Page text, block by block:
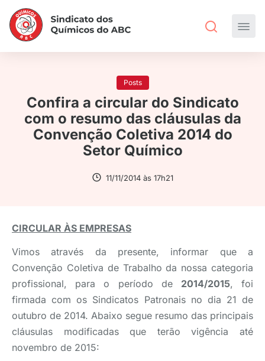
Posts
Confira a circular do Sindicato
com o resumo das cláusulas da
Convenção Coletiva 2014 do
Setor Químico
11/11/2014 às 17h21
CIRCULAR ÀS EMPRESAS
Vimos através da presente, informar que a
Convenção Coletiva de Trabalho da nossa categoria
profissional, para o período de 2014/2015, foi
firmada com os Sindicatos Patronais no dia 21 de
outubro de 2014. Abaixo segue resumo das principais
cláusulas modificadas que terão vigência até
novembro de 2015: